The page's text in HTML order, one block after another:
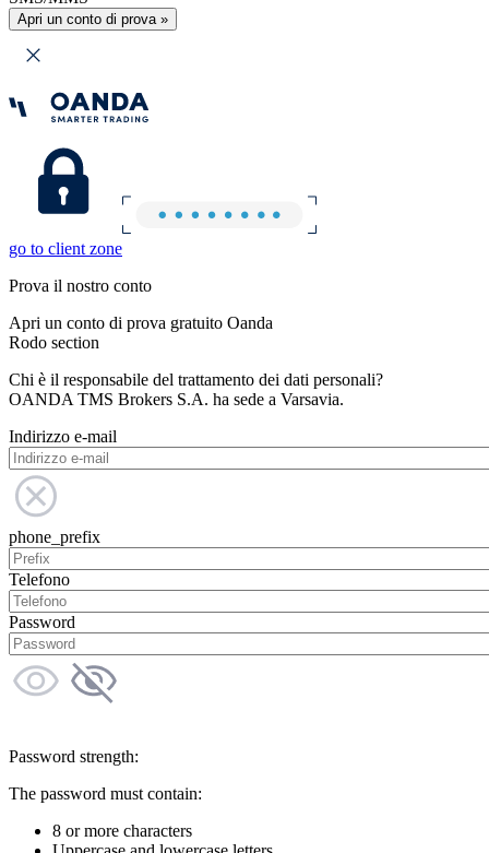
Apri un conto di prova »
go to client zone
Prova il nostro conto
Apri un conto di prova gratuito Oanda
Rodo section
Chi è il responsabile del trattamento dei dati personali?
OANDA TMS Brokers S.A. ha sede a Varsavia.
Indirizzo e-mail
phone_prefix
Telefono
Password
Password strength:
The password must contain:
8 or more characters